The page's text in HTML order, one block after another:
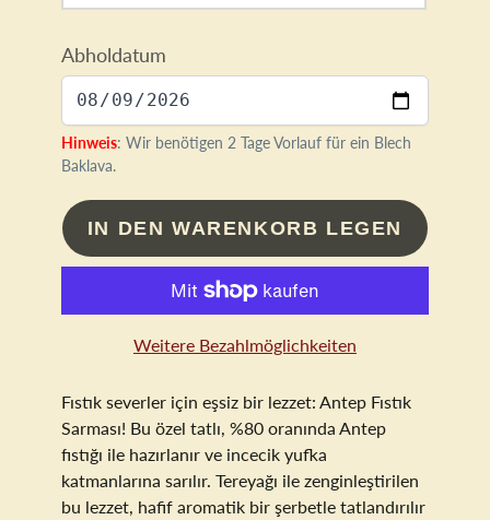
Abholdatum
Hinweis: Wir benötigen 2 Tage Vorlauf für ein Blech
Baklava.
IN DEN WARENKORB LEGEN
Weitere Bezahlmöglichkeiten
Fıstık severler için eşsiz bir lezzet: Antep Fıstık
Sarması! Bu özel tatlı, %80 oranında Antep
fıstığı ile hazırlanır ve incecik yufka
katmanlarına sarılır. Tereyağı ile zenginleştirilen
bu lezzet, hafif aromatik bir şerbetle tatlandırılır